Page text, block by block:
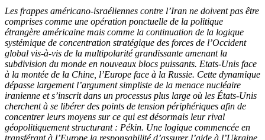
Link
Partager
Les frappes américano-israéliennes contre l’Iran ne doivent pas être
comprises comme une opération ponctuelle de la politique
étrangère américaine mais comme la continuation de la logique
systémique de concentration stratégique des forces de l’Occident
global vis-à-vis de la multipolarité grandissante amenant la
subdivision du monde en nouveaux blocs puissants. Etats-Unis face
à la montée de la Chine, l’Europe face à la Russie. Cette dynamique
dépasse largement l’argument simpliste de la menace nucléaire
iranienne et s’inscrit dans un processus plus large où les États-Unis
cherchent à se libérer des points de tension périphériques afin de
concentrer leurs moyens sur ce qui est désormais leur rival
géopolitiquement structurant : Pékin. Une logique commencée en